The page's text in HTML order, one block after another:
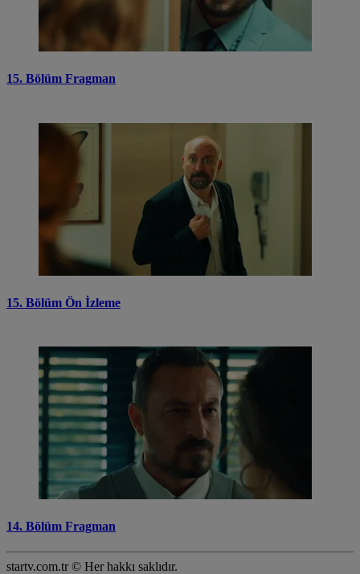
15. Bölüm Fragman
15. Bölüm Ön İzleme
14. Bölüm Fragman
startv.com.tr © Her hakkı saklıdır.